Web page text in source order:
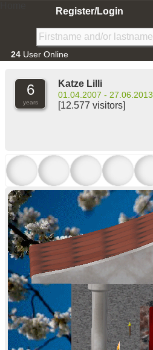
Register/Login
24 User Online
6
years
Katze Lilli
01.04.2007 - 27.06.2013
[12.577 visitors]